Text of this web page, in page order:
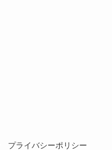
プライバシーポリシー